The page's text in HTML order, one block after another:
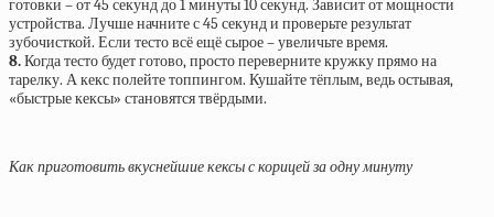
готовки – от 45 секунд до 1 минуты 10 секунд. Зависит от мощности
устройства. Лучше начните с 45 секунд и проверьте результат
зубочисткой. Если тесто всё ещё сырое – увеличьте время.
8.Когда тесто будет готово, просто переверните кружку прямо на
тарелку. А кекс полейте топпингом. Кушайте тёплым, ведь остывая,
«быстрые кексы» становятся твёрдыми.
Как приготовить вкуснейшие кексы с корицей за одну минуту